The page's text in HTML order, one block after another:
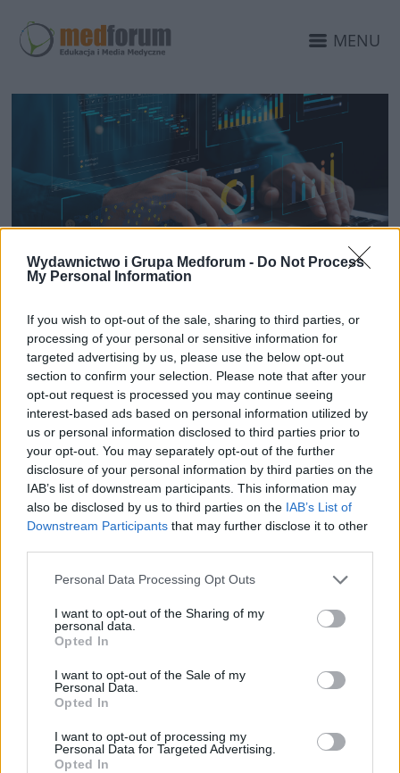
Wydawnictwo i Grupa Medforum - Do Not Process
My Personal Information
If you wish to opt-out of the sale, sharing to third parties, or
processing of your personal or sensitive information for
targeted advertising by us, please use the below opt-out
section to confirm your selection. Please note that after your
opt-out request is processed you may continue seeing
interest-based ads based on personal information utilized by
us or personal information disclosed to third parties prior to
your opt-out. You may separately opt-out of the further
disclosure of your personal information by third parties on the
IAB’s list of downstream participants. This information may
also be disclosed by us to third parties on the IAB’s List of
Downstream Participants that may further disclose it to other
Personal Data Processing Opt Outs
I want to opt-out of the Sharing of my
personal data.
Opted In
I want to opt-out of the Sale of my
Personal Data.
Opted In
I want to opt-out of processing my
Personal Data for Targeted Advertising.
Opted In
MENU
28 CZERWCA 2024
Czy statystyki Twojej
firmy nie są zadawalające?
Nie martw się! Skontaktuj się z nami, a
zadbamy o skuteczne działania content
marketingowe, które przyciągną uwagę
Twoich klientów i zwiększą zasięg Twojego
produktu lub usługi!
Dzięki naszemu doświadczeniu i kreatywności
możemy pomóc Ci osiągnąć cele biznesowe i
zbudować silniejszą pozycję online.
Nie czekaj, zainwestuj w skuteczną promocję i
zdobądź przewagę nad konkurencją!
Dlaczego wspieranie strategii
marketingowej ma tak duże znaczenie?
Analiza danych marketingowych pozwala
ocenić skuteczność kampanii reklamowych i